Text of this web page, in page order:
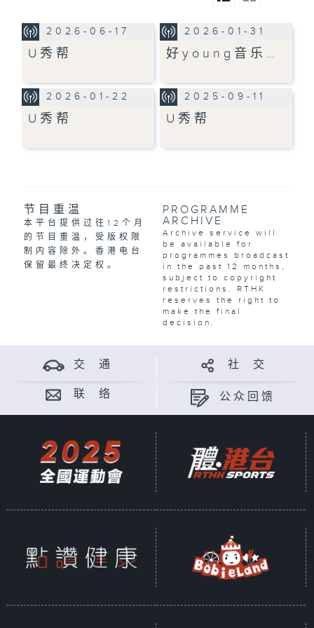
2026-06-17
U秀帮
2026-01-31
好young音乐…
2026-01-22
U秀帮
2025-09-11
U秀帮
节目重温
本平台提供过往12个月
的节目重温，受版权限
制内容除外。香港电台
保留最终决定权。
PROGRAMME
ARCHIVE
Archive service will
be available for
programmes broadcast
in the past 12 months,
subject to copyright
restrictions. RTHK
reserves the right to
make the final
decision.
交 通 社 交
联 络 公众回馈